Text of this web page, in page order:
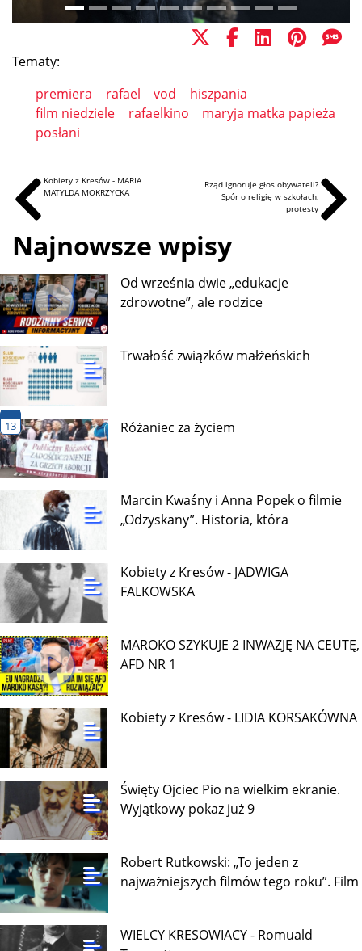
Tematy:
premiera
rafael vod
hiszpania
film niedziele
rafaelkino
maryja matka papieża
posłani
Kobiety z Kresów - MARIA
MATYLDA MOKRZYCKA
Rząd ignoruje głos obywateli?
Spór o religię w szkołach,
protesty
Najnowsze wpisy
Od września dwie „edukacje
zdrowotne”, ale rodzice
Trwałość związków małżeńskich
13 Różaniec za życiem
Marcin Kwaśny i Anna Popek o filmie
„Odzyskany”. Historia, która
Kobiety z Kresów - JADWIGA
FALKOWSKA
MAROKO SZYKUJE 2 INWAZJĘ NA CEUTĘ,
AFD NR 1
Kobiety z Kresów - LIDIA KORSAKÓWNA
Święty Ojciec Pio na wielkim ekranie.
Wyjątkowy pokaz już 9
Robert Rutkowski: „To jeden z
najważniejszych filmów tego roku”. Film
WIELCY KRESOWIACY - Romuald